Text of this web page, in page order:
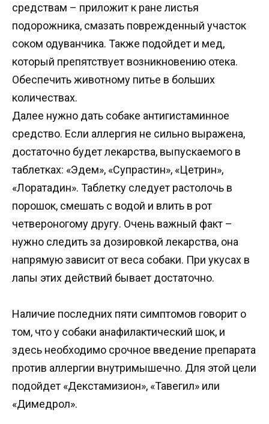
средствам – приложит к ране листья
подорожника, смазать поврежденный участок
соком одуванчика. Также подойдет и мед,
который препятствует возникновению отека.
Обеспечить животному питье в больших
количествах.
Далее нужно дать собаке антигистаминное
средство. Если аллергия не сильно выражена,
достаточно будет лекарства, выпускаемого в
таблетках: «Эдем», «Супрастин», «Цетрин»,
«Лоратадин». Таблетку следует растолочь в
порошок, смешать с водой и влить в рот
четвероногому другу. Очень важный факт –
нужно следить за дозировкой лекарства, она
напрямую зависит от веса собаки. При укусах в
лапы этих действий бывает достаточно.
Наличие последних пяти симптомов говорит о
том, что у собаки анафилактический шок, и
здесь необходимо срочное введение препарата
против аллергии внутримышечно. Для этой цели
подойдет «Декстамизион», «Тавегил» или
«Димедрол».